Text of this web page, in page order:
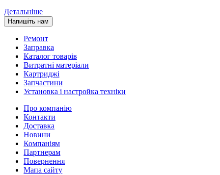
Детальніше
Напишіть нам
Ремонт
Заправка
Каталог товарів
Витратні матеріали
Картриджі
Запчастини
Установка і настройка техніки
Про компанію
Контакти
Доставка
Новини
Компаніям
Партнерам
Повернення
Мапа сайту